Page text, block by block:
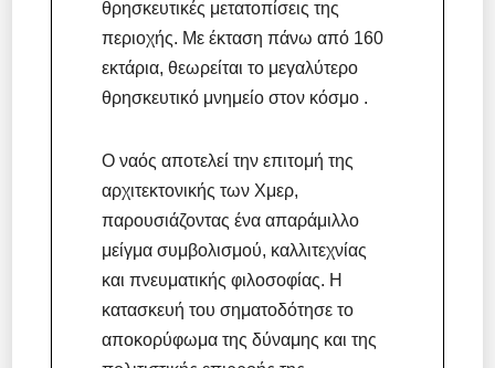
θρησκευτικές μετατοπίσεις της
περιοχής. Με έκταση πάνω από 160
εκτάρια, θεωρείται το μεγαλύτερο
θρησκευτικό μνημείο στον κόσμο .
Ο ναός αποτελεί την επιτομή της
αρχιτεκτονικής των Χμερ,
παρουσιάζοντας ένα απαράμιλλο
μείγμα συμβολισμού, καλλιτεχνίας
και πνευματικής φιλοσοφίας. Η
κατασκευή του σηματοδότησε το
αποκορύφωμα της δύναμης και της